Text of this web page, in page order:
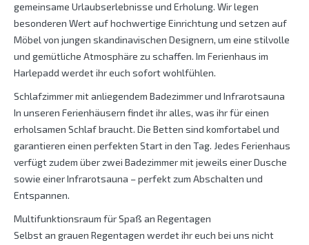
gemeinsame Urlaubserlebnisse und Erholung. Wir legen
besonderen Wert auf hochwertige Einrichtung und setzen auf
Möbel von jungen skandinavischen Designern, um eine stilvolle
und gemütliche Atmosphäre zu schaffen. Im Ferienhaus im
Harlepadd werdet ihr euch sofort wohlfühlen.
Schlafzimmer mit anliegendem Badezimmer und Infrarotsauna
In unseren Ferienhäusern findet ihr alles, was ihr für einen
erholsamen Schlaf braucht. Die Betten sind komfortabel und
garantieren einen perfekten Start in den Tag. Jedes Ferienhaus
verfügt zudem über zwei Badezimmer mit jeweils einer Dusche
sowie einer Infrarotsauna – perfekt zum Abschalten und
Entspannen.
Multifunktionsraum für Spaß an Regentagen
Selbst an grauen Regentagen werdet ihr euch bei uns nicht